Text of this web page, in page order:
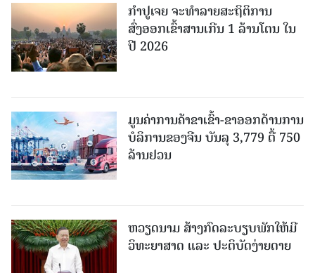
ກຳປູເຈຍ ຈະທຳລາຍສະຖິຕິການ
ສົ່ງອອກເຂົ້າສານເກີນ 1 ລ້ານໂຕນ ໃນ
ປີ 2026
ມູນຄ່າການຄ້າຂາເຂົ້າ-ຂາອອກດ້ານການ
ບໍລິການຂອງຈີນ ບັນລຸ 3,779 ຕື້ 750
ລ້ານຢວນ
ຫວຽດນາມ ສ້າງກົດລະບຽບພັກໃຫ້ມີ
ວິທະຍາສາດ ແລະ ປະຕິບັດງ່າຍດາຍ